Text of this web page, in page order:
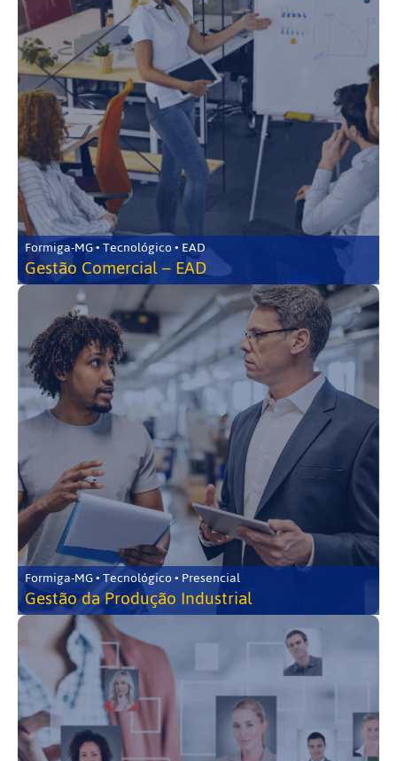
Formiga-MG • Tecnológico • EAD
Gestão Comercial – EAD
Formiga-MG • Tecnológico • Presencial
Gestão da Produção Industrial